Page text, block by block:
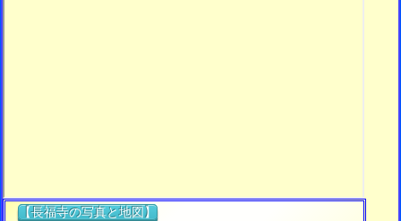
【長福寺の写真と地図】